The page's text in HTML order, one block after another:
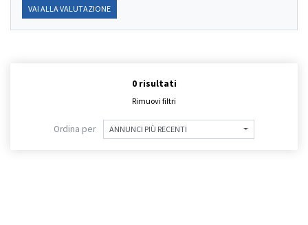
VAI ALLA VALUTAZIONE
0 risultati
Rimuovi filtri
Ordina per ANNUNCI PIÙ RECENTI